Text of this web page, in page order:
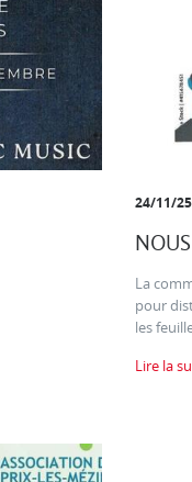
24/11/25
La
pour
les
Lire la